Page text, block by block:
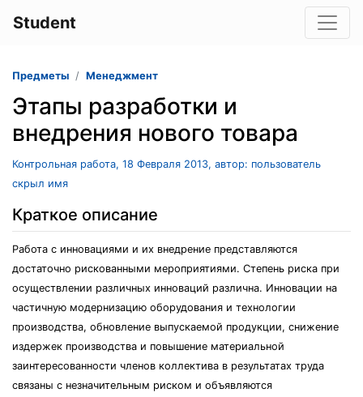
Student
Предметы Менеджмент
Этапы разработки и
внедрения нового товара
Контрольная работа, 18 Февраля 2013, автор: пользователь
скрыл имя
Краткое описание
Работа с инновациями и их внедрение представляются
достаточно рискованными мероприятиями. Степень риска при
осуществлении различных инноваций различна. Инновации на
частичную модернизацию оборудования и технологии
производства, обновление выпускаемой продукции, снижение
издержек производства и повышение материальной
заинтересованности членов коллектива в результатах труда
связаны с незначительным риском и объявляются